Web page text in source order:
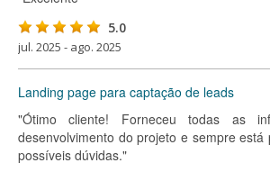
5.0
jul. 2025 - ago. 2025
Landing page para captação de leads
"Ótimo cliente! Forneceu todas as
desenvolvimento do projeto e sempre
possíveis dúvidas."